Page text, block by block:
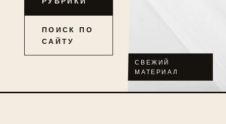
ПОИСК ПО
САЙТУ
СВЕЖИЙ
МАТЕРИАЛ